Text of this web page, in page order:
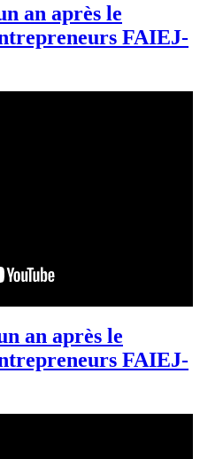
an après le
FAIEJ-
an après le
FAIEJ-